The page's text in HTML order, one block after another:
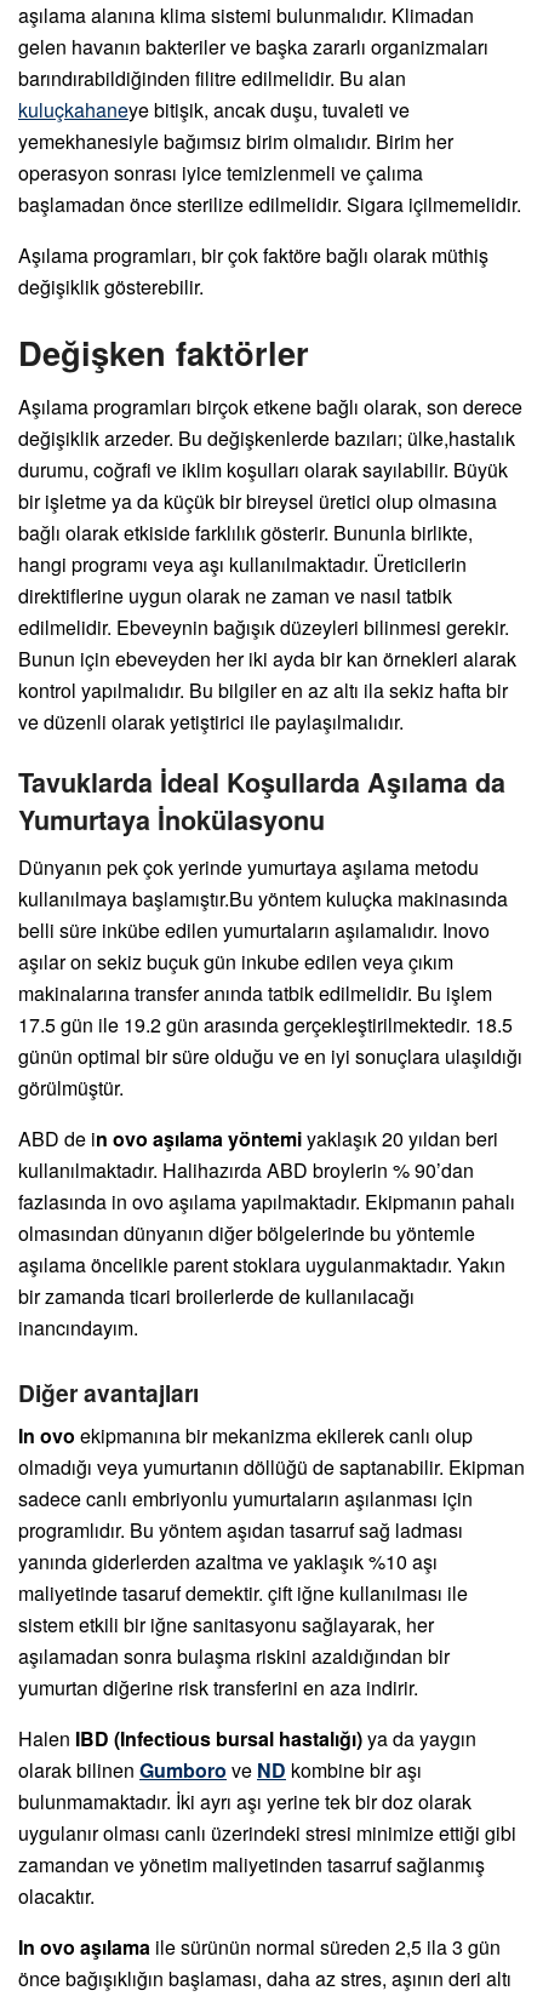
aşılama alanına klima sistemi bulunmalıdır. Klimadan
gelen havanın bakteriler ve başka zararlı organizmaları
barındırabildiğinden filitre edilmelidir. Bu alan
kuluçkahaneye bitişik, ancak duşu, tuvaleti ve
yemekhanesiyle bağımsız birim olmalıdır. Birim her
operasyon sonrası iyice temizlenmeli ve çalıma
başlamadan önce sterilize edilmelidir. Sigara içilmemelidir.
Aşılama programları, bir çok faktöre bağlı olarak müthiş
değişiklik gösterebilir.
Değişken faktörler
Aşılama programları birçok etkene bağlı olarak, son derece
değişiklik arzeder. Bu değişkenlerde bazıları; ülke,hastalık
durumu, coğrafi ve iklim koşulları olarak sayılabilir. Büyük
bir işletme ya da küçük bir bireysel üretici olup olmasına
bağlı olarak etkiside farklılık gösterir. Bununla birlikte,
hangi programı veya aşı kullanılmaktadır. Üreticilerin
direktiflerine uygun olarak ne zaman ve nasıl tatbik
edilmelidir. Ebeveynin bağışık düzeyleri bilinmesi gerekir.
Bunun için ebeveyden her iki ayda bir kan örnekleri alarak
kontrol yapılmalıdır. Bu bilgiler en az altı ila sekiz hafta bir
ve düzenli olarak yetiştirici ile paylaşılmalıdır.
Tavuklarda İdeal Koşullarda Aşılama da
Yumurtaya İnokülasyonu
Dünyanın pek çok yerinde yumurtaya aşılama metodu
kullanılmaya başlamıştır.Bu yöntem kuluçka makinasında
belli süre inkübe edilen yumurtaların aşılamalıdır. Inovo
aşılar on sekiz buçuk gün inkube edilen veya çıkım
makinalarına transfer anında tatbik edilmelidir. Bu işlem
17.5 gün ile 19.2 gün arasında gerçekleştirilmektedir. 18.5
günün optimal bir süre olduğu ve en iyi sonuçlara ulaşıldığı
görülmüştür.
ABD de in ovo aşılama yöntemiyaklaşık 20 yıldan beri
kullanılmaktadır. Halihazırda ABD broylerin % 90’dan
fazlasında in ovo aşılama yapılmaktadır. Ekipmanın pahalı
olmasından dünyanın diğer bölgelerinde bu yöntemle
aşılama öncelikle parent stoklara uygulanmaktadır. Yakın
bir zamanda ticari broilerlerde de kullanılacağı
inancındayım.
Diğer avantajları
In ovo ekipmanına bir mekanizma ekilerek canlı olup
olmadığı veya yumurtanın döllüğü de saptanabilir. Ekipman
sadece canlı embriyonlu yumurtaların aşılanması için
programlıdır. Bu yöntem aşıdan tasarruf sağ ladması
yanında giderlerden azaltma ve yaklaşık %10 aşı
maliyetinde tasaruf demektir. çift iğne kullanılması ile
sistem etkili bir iğne sanitasyonu sağlayarak, her
aşılamadan sonra bulaşma riskini azaldığından bir
yumurtan diğerine risk transferini en aza indirir.
Halen IBD (Infectious bursal hastalığı)ya da yaygın
olarak bilinen Gumboro ve ND kombine bir aşı
bulunmamaktadır. İki ayrı aşı yerine tek bir doz olarak
uygulanır olması canlı üzerindeki stresi minimize ettiği gibi
zamandan ve yönetim maliyetinden tasarruf sağlanmış
olacaktır.
In ovo aşılama ile sürünün normal süreden 2,5 ila 3 gün
önce bağışıklığın başlaması, daha az stres, aşının deri altı